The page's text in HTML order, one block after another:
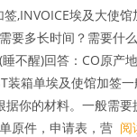
,INVOICE埃及大使馆
要多长时间？需要什
不醒)回答：CO原产
装箱单埃及使馆加签
据你的材料。一般需
原件，申请表，营 阅